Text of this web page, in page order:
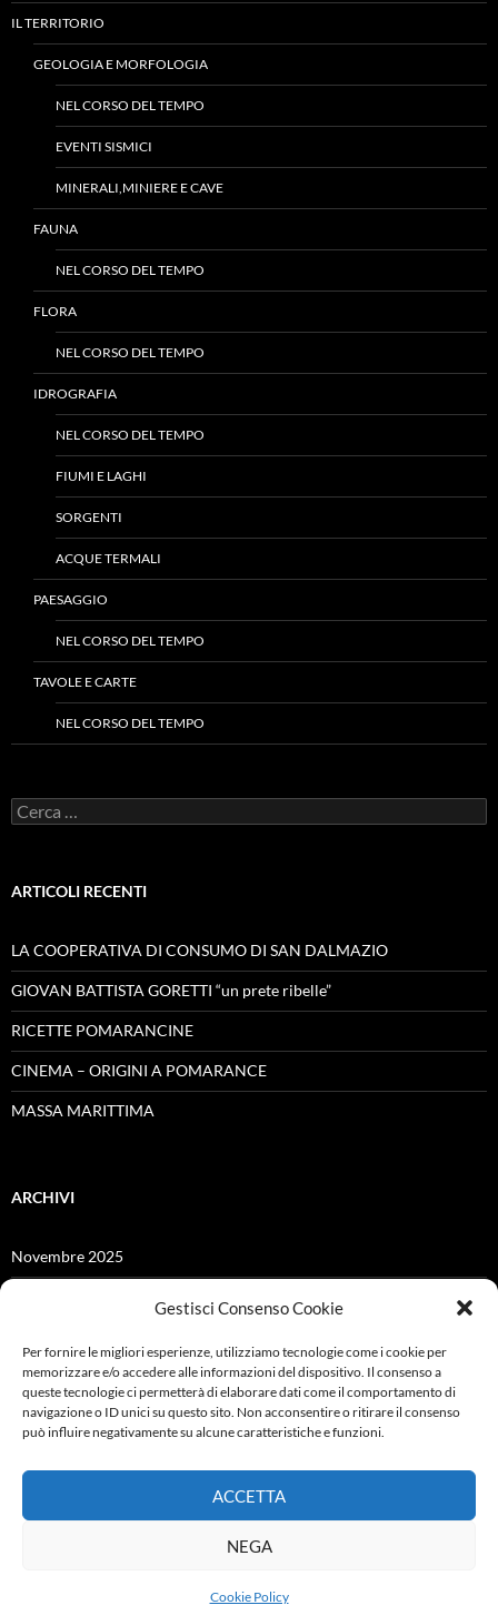
Gestisci Consenso Cookie
Per fornire le migliori esperienze, utilizziamo tecnologie come i cookie per
memorizzare e/o accedere alle informazioni del dispositivo. Il consenso a
queste tecnologie ci permetterà di elaborare dati come il comportamento di
navigazione o ID unici su questo sito. Non acconsentire o ritirare il consenso
può influire negativamente su alcune caratteristiche e funzioni.
ACCETTA
NEGA
Cookie Policy
IL TERRITORIO
GEOLOGIA E MORFOLOGIA
NEL CORSO DEL TEMPO
EVENTI SISMICI
MINERALI,MINIERE E CAVE
FAUNA
NEL CORSO DEL TEMPO
FLORA
NEL CORSO DEL TEMPO
IDROGRAFIA
NEL CORSO DEL TEMPO
FIUMI E LAGHI
SORGENTI
ACQUE TERMALI
PAESAGGIO
NEL CORSO DEL TEMPO
TAVOLE E CARTE
NEL CORSO DEL TEMPO
Ricerca
per:
ARTICOLI RECENTI
LA COOPERATIVA DI CONSUMO DI SAN DALMAZIO
GIOVAN BATTISTA GORETTI “un prete ribelle”
RICETTE POMARANCINE
CINEMA – ORIGINI A POMARANCE
MASSA MARITTIMA
ARCHIVI
Novembre 2025
Giugno 2021
Febbraio 2021